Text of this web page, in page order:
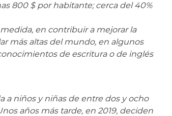
800 $ por habitante; cerca del 40%
en contribuir a mejorar la
más altas del mundo, en algunos
de escritura o de inglés
a niños y niñas de entre dos y ocho
años más tarde, en 2019, deciden